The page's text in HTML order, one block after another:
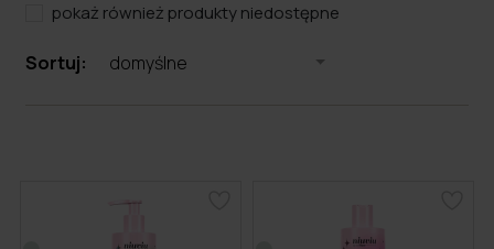
pokaż również produkty niedostępne
Sortuj: domyślne